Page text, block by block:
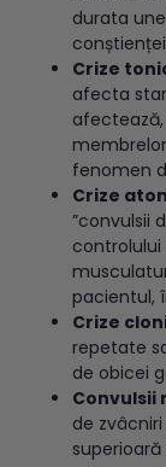
durata
Crize
afecta
fenomen
Crize
”convulsii
pacientul,
Crize
repetate
de obicei
Convulsii
de